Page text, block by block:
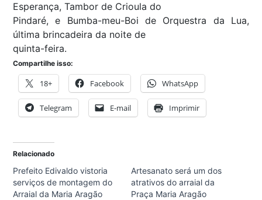
Esperança, Tambor de Crioula do
Pindaré, e Bumba-meu-Boi de Orquestra da Lua,
última brincadeira da noite de
quinta-feira.
Compartilhe isso:
18+ Facebook WhatsApp
Telegram E-mail Imprimir
Relacionado
Prefeito Edivaldo vistoria
serviços de montagem do
Arraial da Maria Aragão
Artesanato será um dos
atrativos do arraial da
Praça Maria Aragão